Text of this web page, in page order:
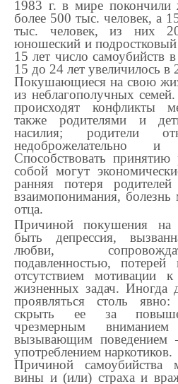
1983 г. в мире покончили
более 500 тыс. человек, а
тыс. человек, из них
юношеский и подростковый
15 лет число самоубийств
15 до 24 лет увеличилось в
Покушающиеся на свою
из неблагополучных
происходят конфликты
также родителями и
насилия; родители
недоброжелательно
Способствовать
собой могут
ранняя потеря
взаимопонимания, болезнь
отца.
Причиной покушения на
быть депрессия,
любви,
подавленностью,
отсутствием мотивации
жизненных задач. Иногда
проявляться столь явно:
скрыть ее за
чрезмерным
вызывающим поведением
употреблением наркотиков.
Причиной самоубийства
вины и (или) страха и